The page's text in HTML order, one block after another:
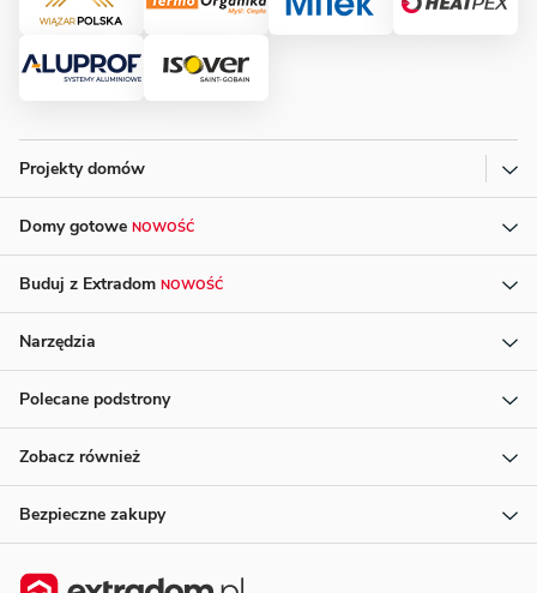
Projekty domów
Domy gotowe NOWOŚĆ
Buduj z Extradom NOWOŚĆ
Narzędzia
Polecane podstrony
Zobacz również
Bezpieczne zakupy